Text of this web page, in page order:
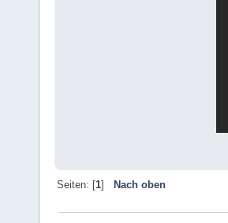
Seiten: [1] Nach oben